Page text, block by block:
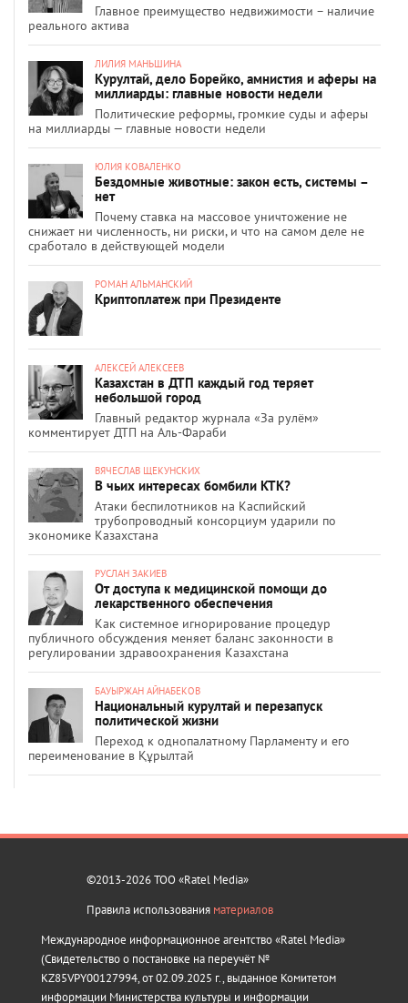
Главное преимущество недвижимости – наличие
реального актива
ЛИЛИЯ МАНЬШИНА
Курултай, дело Борейко, амнистия и аферы на
миллиарды: главные новости недели
Политические реформы, громкие суды и аферы
на миллиарды — главные новости недели
ЮЛИЯ КОВАЛЕНКО
Бездомные животные: закон есть, системы –
нет
Почему ставка на массовое уничтожение не
снижает ни численность, ни риски, и что на самом деле не
сработало в действующей модели
РОМАН АЛЬМАНСКИЙ
Криптоплатеж при Президенте
АЛЕКСЕЙ АЛЕКСЕЕВ
Казахстан в ДТП каждый год теряет
небольшой город
Главный редактор журнала «За рулём»
комментирует ДТП на Аль-Фараби
ВЯЧЕСЛАВ ЩЕКУНСКИХ
В чьих интересах бомбили КТК?
Атаки беспилотников на Каспийский
трубопроводный консорциум ударили по
экономике Казахстана
РУСЛАН ЗАКИЕВ
От доступа к медицинской помощи до
лекарственного обеспечения
Как системное игнорирование процедур
публичного обсуждения меняет баланс законности в
регулировании здравоохранения Казахстана
БАУЫРЖАН АЙНАБЕКОВ
Национальный курултай и перезапуск
политической жизни
Переход к однопалатному Парламенту и его
переименование в Құрылтай
©2013-2026 ТОО «Ratel Media»
Правила использования материалов
Международное информационное агентство «Ratel Media»
(Свидетельство о постановке на переучёт №
KZ85VPY00127994, от 02.09.2025 г., выданное Комитетом
информации Министерства культуры и информации